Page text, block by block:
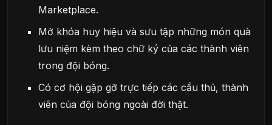
Marketplace.
Mở khóa huy hiệu và sưu tập những món quà
lưu niệm kèm theo chữ ký của các thành viên
trong đội bóng.
Có cơ hội gặp gỡ trực tiếp các cầu thủ, thành
viên của đội bóng ngoài đời thật.